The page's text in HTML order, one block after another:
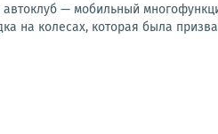
— мобильный
на колесах, которая была